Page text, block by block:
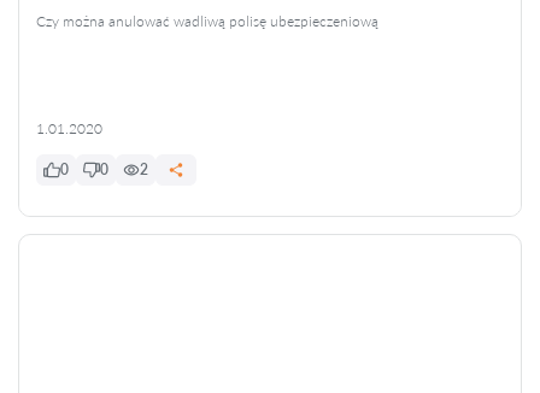
Czy można anulować wadliwą polisę ubezpieczeniową
1.01.2020
0 0 2